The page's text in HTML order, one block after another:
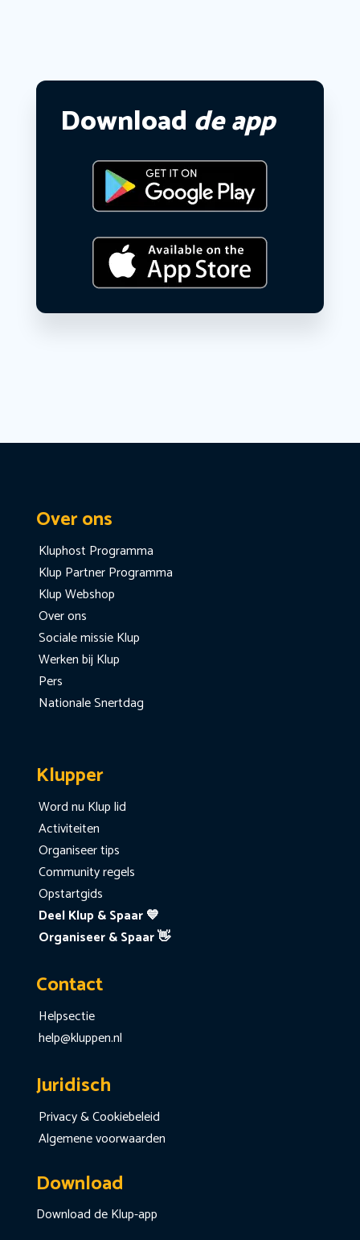
Download de app
Over ons
Kluphost Programma
Klup Partner Programma
Klup Webshop
Over ons
Sociale missie Klup
Werken bij Klup
Pers
Nationale Snertdag
Klupper
Word nu Klup lid
Activiteiten
Organiseer tips
Community regels
Opstartgids
Deel Klup & Spaar 💙
Organiseer & Spaar 👋
Contact
Helpsectie
help@kluppen.nl
Juridisch
Privacy & Cookiebeleid
Algemene voorwaarden
Download
Download de Klup-app